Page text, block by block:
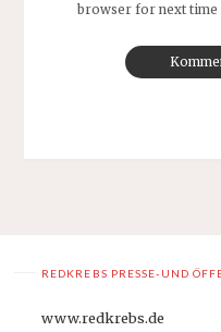
browser for next time
REDKREBS PRESSE-UND
www.redkrebs.de